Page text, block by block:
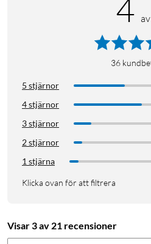
4
36
5 stjärnor
4 stjärnor
3 stjärnor
2 stjärnor
1 stjärna
Klicka ovan för att filtrera
Visar 3 av 21 recensioner